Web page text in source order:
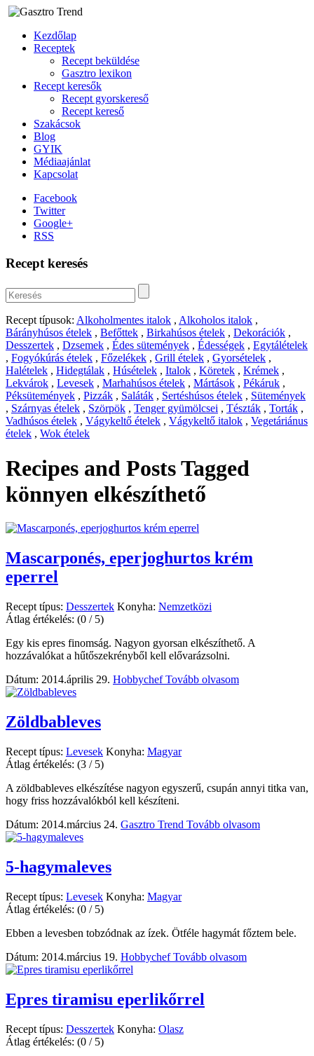
Kezdőlap
Receptek
Recept beküldése
Gasztro lexikon
Recept keresők
Recept gyorskereső
Recept kereső
Szakácsok
Blog
GYIK
Médiaajánlat
Kapcsolat
Facebook
Twitter
Google+
RSS
Recept keresés
Recept típusok: Alkoholmentes italok , Alkoholos italok ,
Bárányhúsos ételek , Befőttek , Birkahúsos ételek , Dekorációk ,
Desszertek , Dzsemek , Édes sütemények , Édességek , Egytálételek
, Fogyókúrás ételek , Főzelékek , Grill ételek , Gyorsételek ,
Halételek , Hidegtálak , Húsételek , Italok , Köretek , Krémek ,
Lekvárok , Levesek , Marhahúsos ételek , Mártások , Pékáruk ,
Péksütemények , Pizzák , Saláták , Sertéshúsos ételek , Sütemények
, Szárnyas ételek , Szörpök , Tenger gyümölcsei , Tészták , Torták ,
Vadhúsos ételek , Vágykeltő ételek , Vágykeltő italok , Vegetáriánus
ételek , Wok ételek
Recipes and Posts Tagged
könnyen elkészíthető
Mascarponés, eperjoghurtos krém
eperrel
Recept típus: Desszertek Konyha: Nemzetközi
Átlag értékelés: (0 / 5)
Egy kis epres finomság. Nagyon gyorsan elkészíthető. A
hozzávalókat a hűtőszekrényből kell elővarázsolni.
Dátum: 2014.április 29. HobbychefTovább olvasom
Zöldbableves
Recept típus: Levesek Konyha: Magyar
Átlag értékelés: (3 / 5)
A zöldbableves elkészítése nagyon egyszerű, csupán annyi titka van,
hogy friss hozzávalókból kell készíteni.
Dátum: 2014.március 24. Gasztro Trend Tovább olvasom
5-hagymaleves
Recept típus: Levesek Konyha: Magyar
Átlag értékelés: (0 / 5)
Ebben a levesben tobzódnak az ízek. Ötféle hagymát főztem bele.
Dátum: 2014.március 19. HobbychefTovább olvasom
Epres tiramisu eperlikőrrel
Recept típus: Desszertek Konyha: Olasz
Átlag értékelés: (0 / 5)